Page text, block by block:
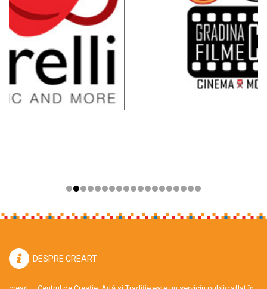
DESPRE CREART